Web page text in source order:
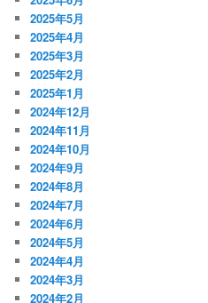
2025年5月
2025年4月
2025年3月
2025年2月
2025年1月
2024年12月
2024年11月
2024年10月
2024年9月
2024年8月
2024年7月
2024年6月
2024年5月
2024年4月
2024年3月
2024年2月